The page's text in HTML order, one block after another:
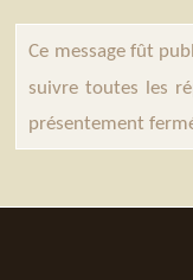
Ce message fût
suivre toutes les
présentement